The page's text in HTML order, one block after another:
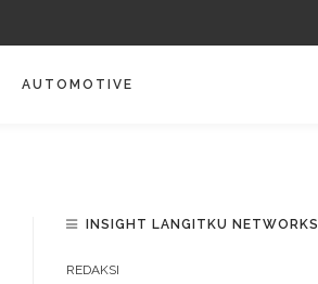
AUTOMOTIVE
INSIGHT LANGITKU NETWORKS
REDAKSI